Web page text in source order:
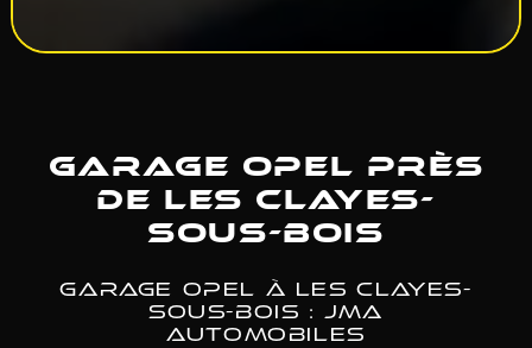
Garage Opel près
de Les clayes-
sous-Bois
GARAGE OPEL À LES CLAYES-
SOUS-BOIS : JMA
AUTOMOBILES